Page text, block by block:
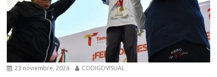
23 noviembre, 2024 CODIGOVISUAL